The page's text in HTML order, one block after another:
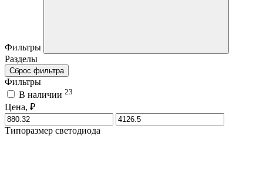
Фильтры
Разделы
Сброс фильтра
Фильтры
В наличии 23
Цена, ₽
Типоразмер светодиода